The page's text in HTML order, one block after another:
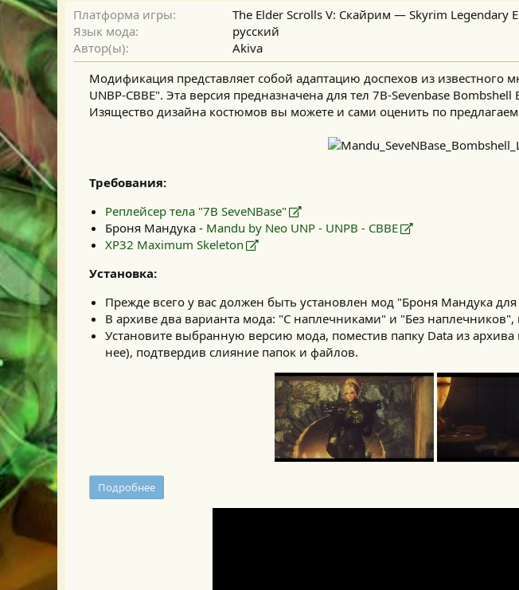
р
н
и
я
Платформа игры
The Elder Scrolls V: Скайрим — Skyrim Legendary
Язык мода
русский
Автор(ы)
Akiva
Модификация представляет собой адаптацию доспехов из известного
UNBP-CBBE". Эта версия предназначена для тел 7B-Sevenbase
Изящество дизайна костюмов вы можете и сами оценить по
Требования:
Реплейсер тела "7B SeveNBase"
Броня Мандука - Mandu by Neo UNP - UNPB - CBBE
XP32 Maximum Skeleton
Установка:
Прежде всего у вас должен быть установлен мод "Броня Мандука для
В архиве два варианта мода: "С наплечниками" и "Без
Установите выбранную версию мода, поместив папку Data из архива
нее), подтвердив слияние папок и файлов.
Подробнее